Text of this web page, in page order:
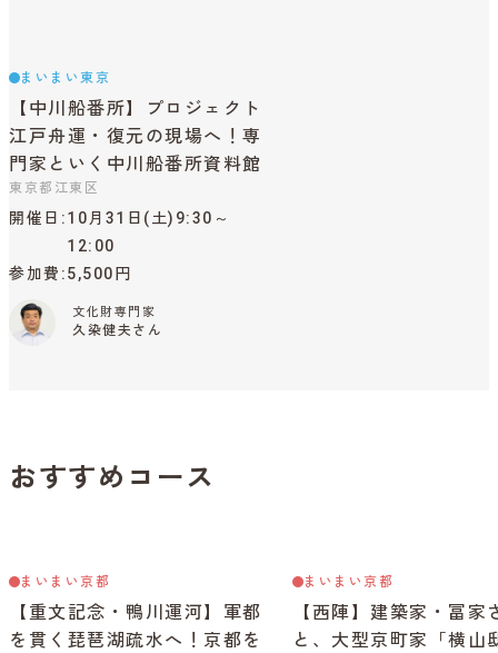
まいまい東京
【中川船番所】プロジェクト
江戸舟運・復元の現場へ！専
門家といく中川船番所資料館
東京都江東区
開催日
10月31日(土)9:30～
12:00
参加費 5,500円
文化財専門家
久染健夫さん
おすすめコース
まいまい京都
【重文記念・鴨川運河】軍都
を貫く琵琶湖疏水へ！京都を
まいまい京都
【西陣】建築家・冨家
と、大型京町家「横山